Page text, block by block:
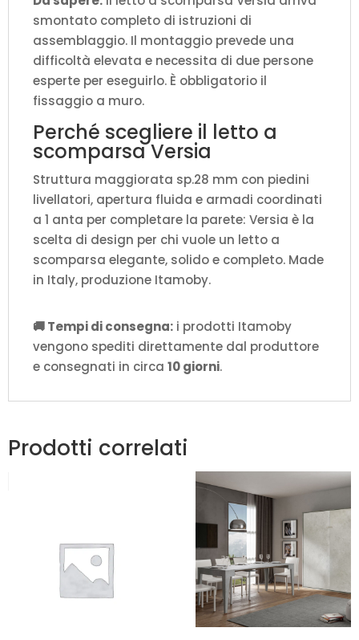
smontato completo di istruzioni di
assemblaggio. Il montaggio prevede una
difficoltà elevata e necessita di due persone
esperte per eseguirlo. È obbligatorio il
fissaggio a muro.
Perché scegliere il letto a
scomparsa Versia
Struttura maggiorata sp.28 mm con piedini
livellatori, apertura fluida e armadi coordinati
a 1 anta per completare la parete: Versia è la
scelta di design per chi vuole un letto a
scomparsa elegante, solido e completo. Made
in Italy, produzione Itamoby.
🚚 Tempi di consegna: i prodotti Itamoby
vengono spediti direttamente dal produttore
e consegnati in circa 10 giorni.
Prodotti correlati